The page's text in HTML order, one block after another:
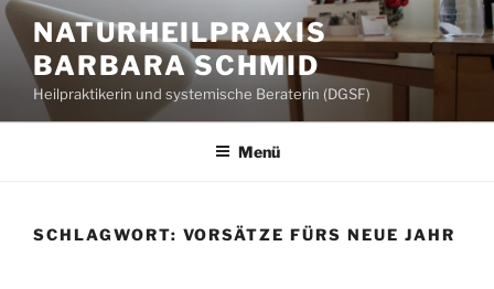
Zum
Inhalt
springen
NATURHEILPRAXIS
BARBARA SCHMID
Heilpraktikerin und systemische Beraterin (DGSF)
Menü
SCHLAGWORT: VORSÄTZE FÜRS NEUE JAHR